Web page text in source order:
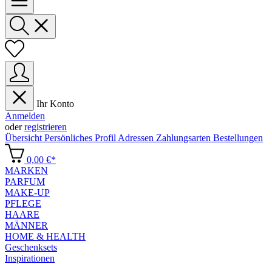
Ihr Konto
Anmelden
oderregistrieren
Übersicht Persönliches Profil Adressen Zahlungsarten Bestellungen
0,00 €*
MARKEN
PARFUM
MAKE-UP
PFLEGE
HAARE
MÄNNER
HOME & HEALTH
Geschenksets
Inspirationen